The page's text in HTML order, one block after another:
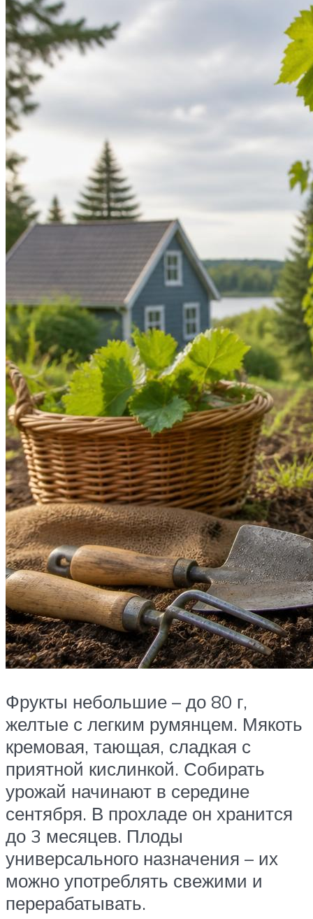
Фрукты небольшие – до 80 г,
желтые с легким румянцем. Мякоть
кремовая, тающая, сладкая с
приятной кислинкой. Собирать
урожай начинают в середине
сентября. В прохладе он хранится
до 3 месяцев. Плоды
универсального назначения – их
можно употреблять свежими и
перерабатывать.